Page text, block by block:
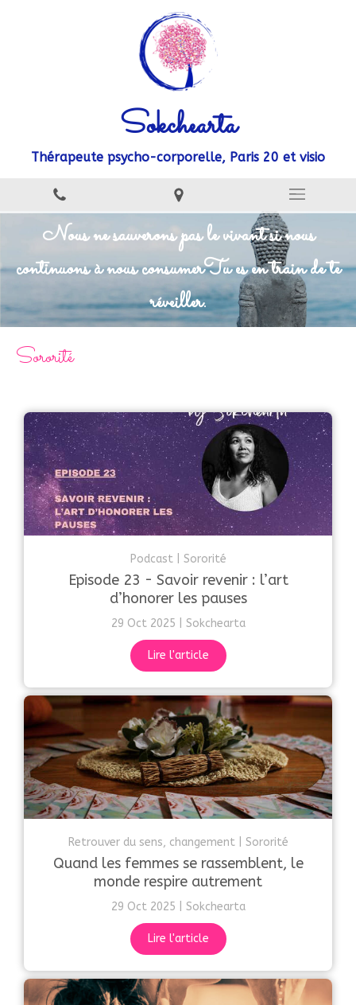
Sokchearta
Thérapeute psycho-corporelle, Paris 20 et visio
Nous ne sauverons pas le vivant si nous
continuons à nous consumerTu es en train de te
réveiller.
Sororité
Podcast Sororité
Episode 23 - Savoir revenir : l’art
d’honorer les pauses
29 Oct 2025 Sokchearta
Lire l'article
Retrouver du sens, changement Sororité
Quand les femmes se rassemblent, le
monde respire autrement
29 Oct 2025 Sokchearta
Lire l'article